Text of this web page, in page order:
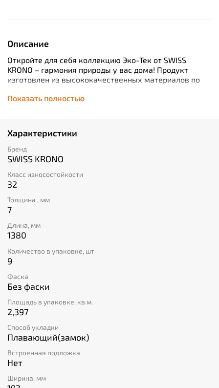
Описание
Откройте для себя коллекцию Эко-Тек от SWISS
KRONO – гармония природы у вас дома! Продукт
изготовлен из высококачественных материалов по
экологическим стандартам, обеспечивающим
безопасность вашего жилища. Износостойкий класс
обеспечивается "плавающим" способом укладки. С
коллекцией Эко-Тек ваш интерьер обретет
натуральное очарование и прослужит долгие годы!
Показать полностью
Характеристики
Бренд
SWISS KRONO
Класс износостойкости
32
Толщина , мм
7
Длина, мм
1380
Количество в упаковке, шт
9
Фаска
Без фаски
Площадь в упаковке, кв.м.
2,397
Способ укладки
Плавающий(замок)
Встроенная подложка
Нет
Ширина, мм